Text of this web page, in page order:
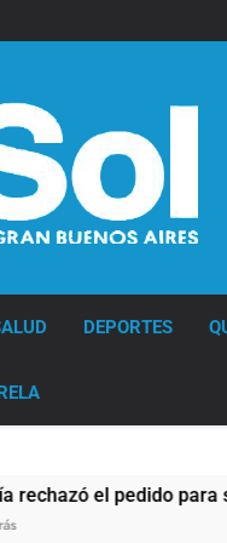
DEPORTES
para suspender el juicio